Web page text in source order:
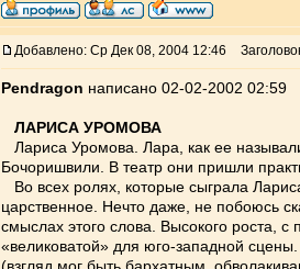
Добавлено: Ср Дек 08, 2004 12:46
Pendragon написано 02-02-2002 02:59
ЛАРИСА УРОМОВА
Лариса Уромова. Лара, как ее
Бочоришвили. В театр они пришли
Во всех ролях, которые сыграла
царственное. Нечто даже, не побоюсь
смыслах этого слова. Высокого роста,
«великоватой» для юго-западной